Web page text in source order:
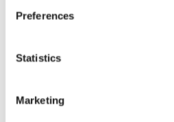
Preferences
Statistics
Marketing
Motorjeans heren
Motorhandschoenen heren